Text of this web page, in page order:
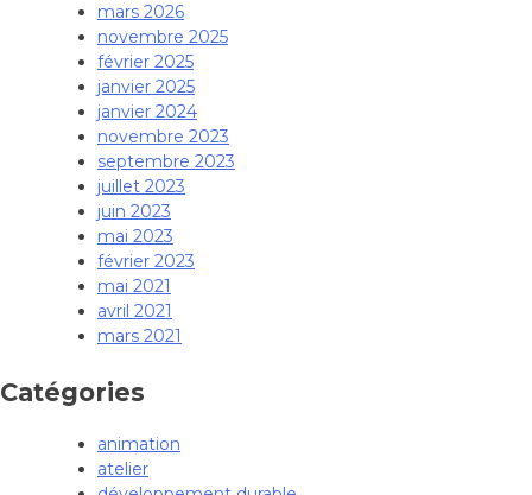
mars 2026
novembre 2025
février 2025
janvier 2025
janvier 2024
novembre 2023
septembre 2023
juillet 2023
juin 2023
mai 2023
février 2023
mai 2021
avril 2021
mars 2021
Catégories
animation
atelier